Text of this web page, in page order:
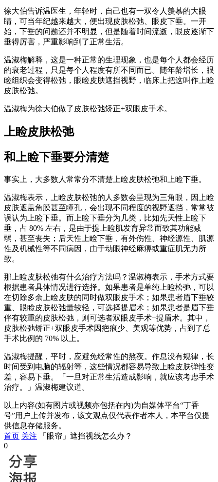
徐大伯告诉温医生，年轻时，自己也有一双令人羡慕的大眼
睛，可当年纪越来越大，便出现皮肤松弛、眼皮下垂。一开
始，下垂的问题还并不明显，但是随着时间流逝，眼皮逐渐下
垂得厉害，严重影响到了正常生活。
温淑梅解释，这是一种正常的生理现象，也是每个人都会经历
的衰老过程，只是每个人程度有所不同而已。随年龄增长，眼
睑组织会变得松弛，眼睑皮肤遮挡视野，临床上把这叫作上睑
皮肤松弛。
温淑梅为徐大伯做了皮肤松弛矫正+双眼皮手术。
上睑皮肤松弛
和上睑下垂要分清楚
事实上，大多数人常常分不清楚上睑皮肤松弛和上睑下垂。
温淑梅表示，上睑皮肤松弛的人多数会呈现为三角眼，因上睑
皮肤遮盖角膜甚至瞳孔，会出现不同程度的视野遮挡，常常被
误认为上睑下垂。而上睑下垂分为几类，比如先天性上睑下
垂，占 80% 左右，是由于提上睑肌发育异常而致其功能减
弱，甚至丧失；后天性上睑下垂，有外伤性、神经源性、肌源
性及机械性等不同病因，由于动眼神经麻痹或重症肌无力所
致。
那上睑皮肤松弛有什么治疗方法吗？温淑梅表示，手术方式要
根据患者具体情况进行选择。如果患者是单纯上睑松弛，可以
在切除多余上睑皮肤的同时做双眼皮手术；如果患者眉下垂较
重、眼睑皮肤松弛量较轻，可选择提眉术；如果患者是眉下垂
伴有较重的皮肤松弛，则可选者双眼皮手术+提眉术。其中，
皮肤松弛矫正+双眼皮手术因疤痕少、美观等优势，占到了总
手术比例的 70% 以上。
温淑梅提醒，平时，应避免经常性的熬夜。作息没有规律，长
时间受到电脑的辐射等，这些情况都容易导致上睑皮肤弹性变
差，容易下垂。「一旦对正常生活造成影响，就应该考虑手术
治疗。」温淑梅建议道。
以上内容(如有图片或视频亦包括在内)为自媒体平台“丁香
号”用户上传并发布，该文观点仅代表作者本人，本平台仅提
供信息存储服务。
首页 关注
「眼帘」遮挡视线怎么办？
0